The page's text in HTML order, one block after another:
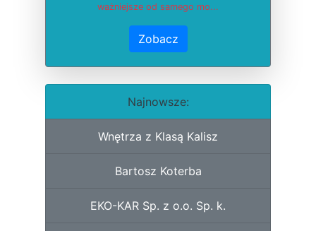
ważniejsze od samego mo...
Zobacz
Najnowsze:
Wnętrza z Klasą Kalisz
Bartosz Koterba
EKO-KAR Sp. z o.o. Sp. k.